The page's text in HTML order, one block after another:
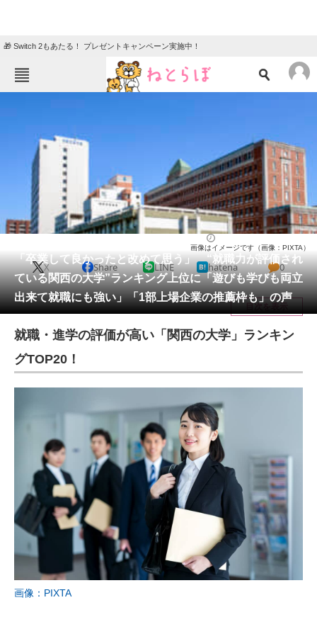
🎁 Switch 2もあたる！ プレゼントキャンペーン実施中！
エンタメ
地域
住まい 教育・育児
動物 リサーチ
会員記事
メディア
注目記事を集めた総合ページ
進化するPCとデバイスの未来
好きが集まる 比べて選べる
ビジネスと働き方のヒント
AI活用のいまが分かる
企業ITのトレンドを詳説
経営リーダーのコミュニティ
マーケ×ITの今がよく分かる
「卒業して良かったと改めて思う」 “就職力が評価され
ている関西の大学”ランキング上位に「遊びも学びも両立
出来て就職にも強い」「1部上場企業の推薦枠も」の声
画像はイメージです（画像：PIXTA）
X Share LINE hatena 0
目次を表示
就職・進学の評価が高い「関西の大学」ランキン
グTOP20！
画像：PIXTA